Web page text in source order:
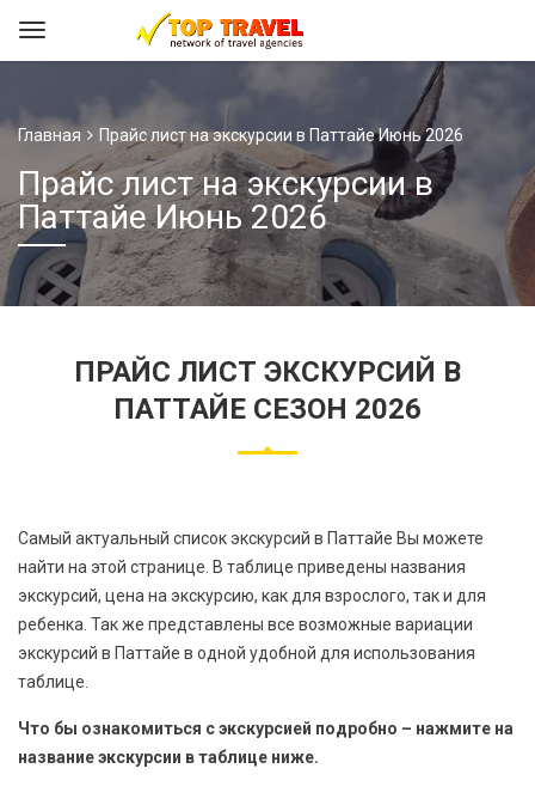
Главная Прайс лист на экскурсии в Паттайе Июнь 2026
Прайс лист на экскурсии в
Паттайе Июнь 2026
ПРАЙС ЛИСТ ЭКСКУРСИЙ В
ПАТТАЙЕ СЕЗОН 2026
Самый актуальный список экскурсий в Паттайе Вы можете
найти на этой странице. В таблице приведены названия
экскурсий, цена на экскурсию, как для взрослого, так и для
ребенка. Так же представлены все возможные вариации
экскурсий в Паттайе в одной удобной для использования
таблице.
Что бы ознакомиться с экскурсией подробно – нажмите на
название экскурсии в таблице ниже.